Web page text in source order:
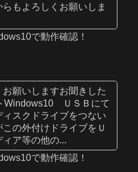
もよろしくお願いしま
で動作確認！
願いしますお聞きした
Windows10 ＵＳＢにて
スクドライブをつない
の外付けドライブをＵ
ィア等の他の...
で動作確認！